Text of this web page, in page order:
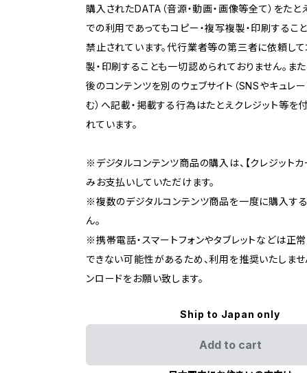
購入されたDATA（音源・動画・画像等全て）をた
での利用であってもコピー・複写複製・印刷するこ
禁止されています。代行業者等の第三者に依頼して
製・印刷することも一切認められておりません。ま
後のコンテンツを別のウェブサイト（SNSやキュレ
む）へ記載・掲載する行為はたとえクレジット等を
れています。
※デジタルコンテンツ商品の購入は、【クレジットカ
みお支払いしていただけます。
※複数のデジタルコンテンツ商品を一度に購入す
ん。
※携帯電話・スマートフォンやタブレットなどは正
できない可能性があるため、利用を推奨いたしませ
ンロードをお願い致します。
Ship to Japan only
Add to cart